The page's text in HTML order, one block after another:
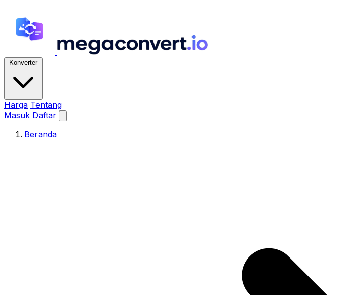
Konverter
Harga Tentang
Masuk Daftar
Beranda